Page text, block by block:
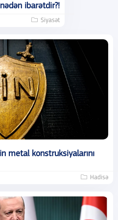
ibarətdir?!
Siyasət
metal konstruksiyalarını
Hadisə